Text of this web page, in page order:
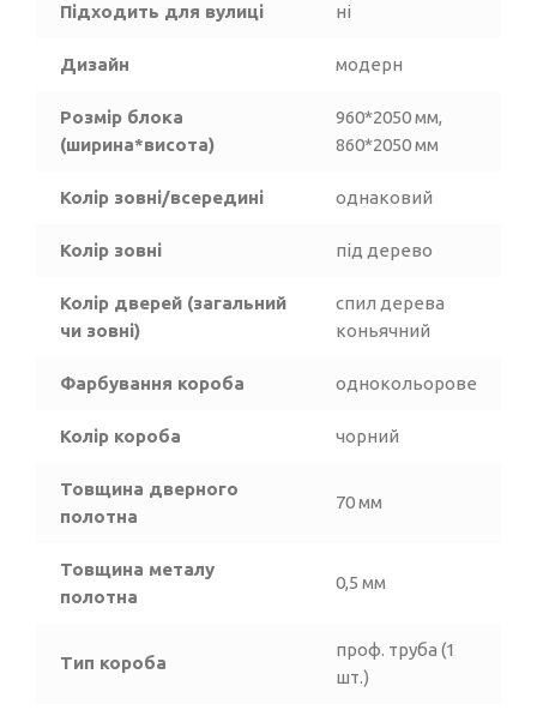
Підходить для вулиці ні
Дизайн модерн
Розмір блока
(ширина*висота)
960*2050 мм,
860*2050 мм
Колір зовні/всередині однаковий
Колір зовні під дерево
Колір дверей (загальний
чи зовні)
спил дерева
коньячний
Фарбування короба однокольорове
Колір короба чорний
Товщина дверного
полотна
70 мм
Товщина металу
полотна
0,5 мм
Тип короба
проф. труба (1
шт.)